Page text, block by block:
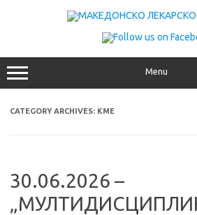
Menu
CATEGORY ARCHIVES: KME
30.06.2026 –